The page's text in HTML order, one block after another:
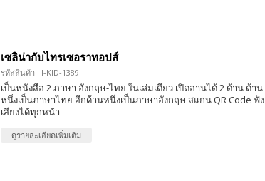
เซลิน่ากับไทรเซอราทอปส์
รหัสสินค้า : I-KID-1389
เป็นหนังสือ 2 ภาษา อังกฤษ-ไทย ในเล่มเดียว เปิดอ่านได้ 2 ด้าน ด้าน
หนึ่งเป็นภาษาไทย อีกด้านหนึ่งเป็นภาษาอังกฤษ สแกน QR Code ฟัง
เสียงได้ทุกหน้า
ดูรายละเอียดเพิ่มเติม